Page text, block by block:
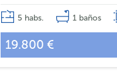
5 habs. 1 baños
19.800 €